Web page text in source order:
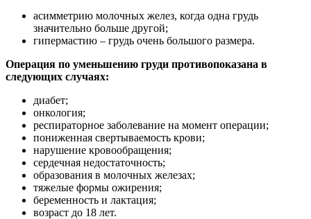
асимметрию молочных желез, когда одна грудь
значительно больше другой;
гипермастию – грудь очень большого размера.
Операция по уменьшению груди противопоказана в
следующих случаях:
диабет;
онкология;
респираторное заболевание на момент операции;
пониженная свертываемость крови;
нарушение кровообращения;
сердечная недостаточность;
образования в молочных железах;
тяжелые формы ожирения;
беременность и лактация;
возраст до 18 лет.